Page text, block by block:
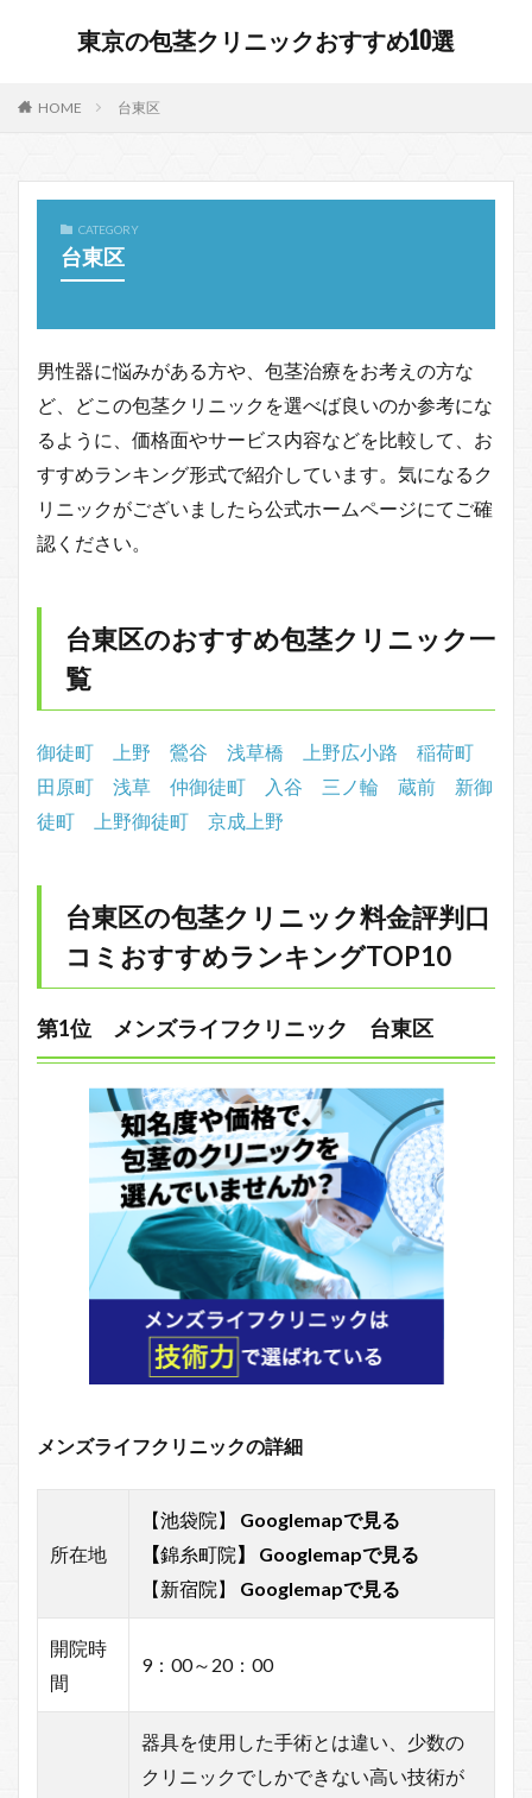
東京の包茎クリニックおすすめ10選
HOME 台東区
CATEGORY
台東区
男性器に悩みがある方や、包茎治療をお考えの方な
ど、どこの包茎クリニックを選べば良いのか参考にな
るように、価格面やサービス内容などを比較して、お
すすめランキング形式で紹介しています。気になるク
リニックがございましたら公式ホームページにてご確
認ください。
台東区のおすすめ包茎クリニック一
覧
御徒町 上野 鶯谷 浅草橋 上野広小路
稲荷町
田原町
浅草 仲御徒町 入谷 三ノ輪 蔵前
新御
徒町
上野御徒町 京成上野
台東区の包茎クリニック料金評判口
コミおすすめランキングTOP10
第1位 メンズライフクリニック 台東区
メンズライフクリニックの詳細
所在地
【池袋院】
Googlemapで見る
【錦糸町院】
Googlemapで見る
【新宿院】 Googlemapで見る
開院時
間
9：00～20：00
器具を使用した手術とは違い、少数の
クリニックでしかできない高い技術が